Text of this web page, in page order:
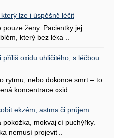
lze i úspěšně léčit
ženy. Pacientky jej
který bez léka ..
příliš oxidu uhličitého, s léčbou
rytmu, nebo dokonce smrt – to
koncentrace oxid ..
ekzém, astma či průjem
mokvající puchýřky.
nemusí projevit ..